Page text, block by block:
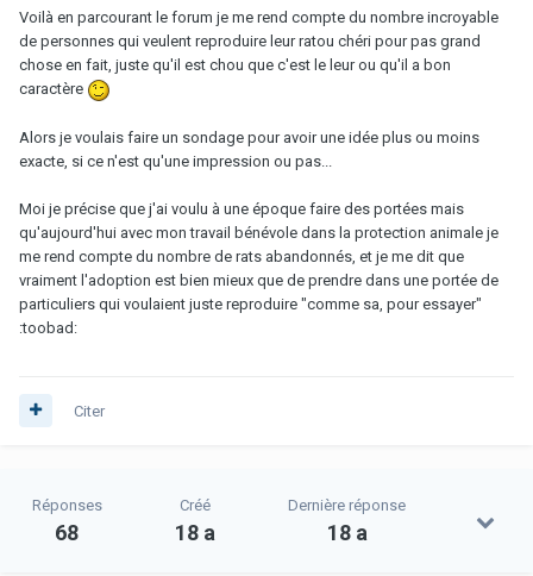
Voilà en parcourant le forum je me rend compte du nombre incroyable
de personnes qui veulent reproduire leur ratou chéri pour pas grand
chose en fait, juste qu'il est chou que c'est le leur ou qu'il a bon
caractère
Alors je voulais faire un sondage pour avoir une idée plus ou moins
exacte, si ce n'est qu'une impression ou pas...
Moi je précise que j'ai voulu à une époque faire des portées mais
qu'aujourd'hui avec mon travail bénévole dans la protection animale je
me rend compte du nombre de rats abandonnés, et je me dit que
vraiment l'adoption est bien mieux que de prendre dans une portée de
particuliers qui voulaient juste reproduire "comme sa, pour essayer"
:toobad:
Citer
Réponses
68
Créé
18 a
Dernière réponse
18 a